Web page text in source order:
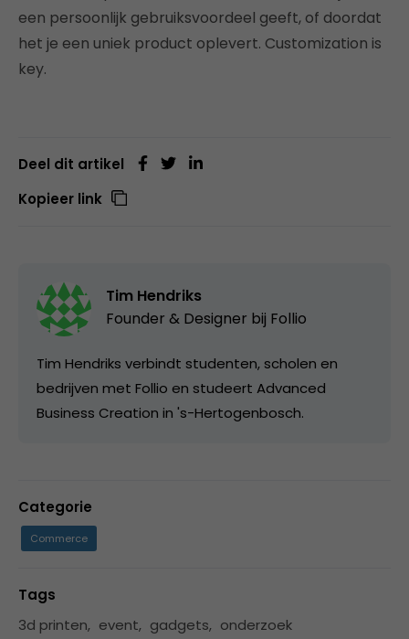
een persoonlijk gebruiksvoordeel geeft, of doordat
het je een uniek product oplevert. Customization is
key.
Deel dit artikel
Kopieer link
Tim Hendriks
Founder & Designer bij Follio
Tim Hendriks verbindt studenten, scholen en
bedrijven met Follio en studeert Advanced
Business Creation in 's-Hertogenbosch.
Categorie
Commerce
Tags
3d printen, event, gadgets, onderzoek